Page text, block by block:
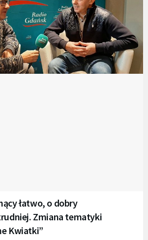
łatwo, o dobry
Zmiana tematyki
Kwiatki”